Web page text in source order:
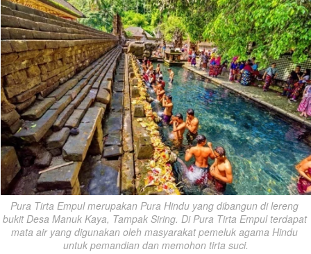
Pura Tirta Empul merupakan Pura Hindu yang dibangun di lereng
bukit Desa Manuk Kaya, Tampak Siring. Di Pura Tirta Empul terdapat
mata air yang digunakan oleh masyarakat pemeluk agama Hindu
untuk pemandian dan memohon tirta suci.